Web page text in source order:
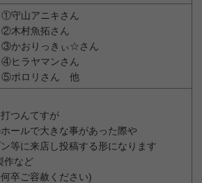
①守山アニキさん
②木村魚拓さん
③かおりっきぃ☆さん
④ヒラヤマンさん
⑤ポロリさん 他
つんてすが
ールで大きな事があった際や
等に来店し投稿する形になります
作など
卒ご容赦ください)